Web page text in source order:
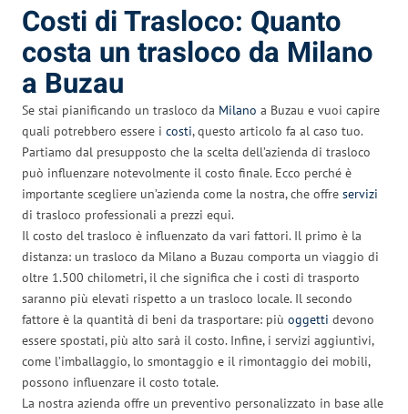
Costi di Trasloco: Quanto
costa un trasloco da Milano
a Buzau
Se stai pianificando un trasloco da Milano a Buzau e vuoi capire
quali potrebbero essere i costi, questo articolo fa al caso tuo.
Partiamo dal presupposto che la scelta dell’azienda di trasloco
può influenzare notevolmente il costo finale. Ecco perché è
importante scegliere un’azienda come la nostra, che offre servizi
di trasloco professionali a prezzi equi.
Il costo del trasloco è influenzato da vari fattori. Il primo è la
distanza: un trasloco da Milano a Buzau comporta un viaggio di
oltre 1.500 chilometri, il che significa che i costi di trasporto
saranno più elevati rispetto a un trasloco locale. Il secondo
fattore è la quantità di beni da trasportare: più oggetti devono
essere spostati, più alto sarà il costo. Infine, i servizi aggiuntivi,
come l’imballaggio, lo smontaggio e il rimontaggio dei mobili,
possono influenzare il costo totale.
La nostra azienda offre un preventivo personalizzato in base alle